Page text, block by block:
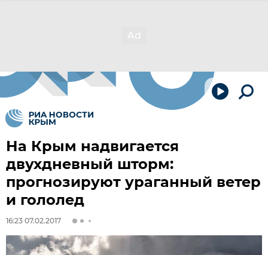
На Крым надвигается
двухдневный шторм:
прогнозируют ураганный ветер
и гололед
16:23 07.02.2017